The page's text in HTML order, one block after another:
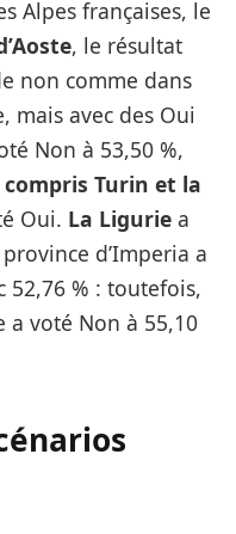
Alpes françaises, le
, le résultat
non comme dans
mais avec des Oui
Non à 53,50 %,
compris Turin et la
Oui. La Ligurie a
d’Imperia a
52,76 % : toutefois,
a voté Non à 55,10